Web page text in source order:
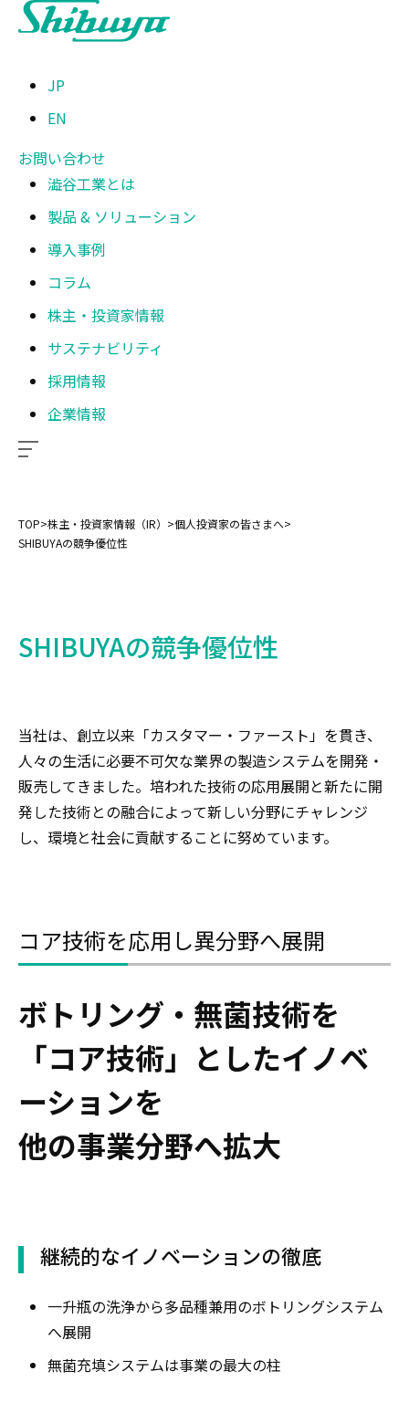
JP
EN
お問い合わせ
澁谷工業とは
製品 & ソリューション
導入事例
コラム
株主・投資家情報
サステナビリティ
採用情報
企業情報
TOP>株主・投資家情報（IR） >個人投資家の皆さまへ>
SHIBUYAの競争優位性
SHIBUYAの競争優位性
当社は、創立以来「カスタマー・ファースト」を貫き、
人々の生活に必要不可欠な業界の製造システムを開発・
販売してきました。培われた技術の応用展開と新たに開
発した技術との融合によって新しい分野にチャレンジ
し、環境と社会に貢献することに努めています。
コア技術を応用し異分野へ展開
ボトリング・無菌技術を
「コア技術」としたイノベ
ーションを
他の事業分野へ拡大
継続的なイノベーションの徹底
一升瓶の洗浄から多品種兼用のボトリングシステム
へ展開
無菌充填システムは事業の最大の柱